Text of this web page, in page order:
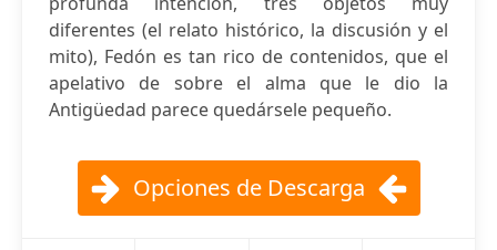
diferentes (el relato histórico, la discusión y el
mito), Fedón es tan rico de contenidos, que el
apelativo de sobre el alma que le dio la
Antigüedad parece quedársele pequeño.
Opciones de Descarga